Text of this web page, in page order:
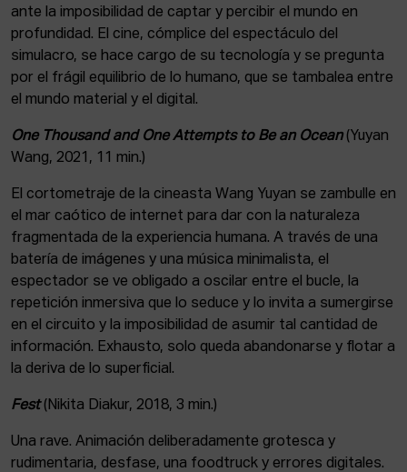
ante la imposibilidad de captar y percibir el mundo en
profundidad. El cine, cómplice del espectáculo del
simulacro, se hace cargo de su tecnología y se pregunta
por el frágil equilibrio de lo humano, que se tambalea entre
el mundo material y el digital.
One Thousand and One Attempts to Be an Ocean(Yuyan
Wang, 2021, 11 min.)
El cortometraje de la cineasta Wang Yuyan se zambulle en
el mar caótico de internet para dar con la naturaleza
fragmentada de la experiencia humana. A través de una
batería de imágenes y una música minimalista, el
espectador se ve obligado a oscilar entre el bucle, la
repetición inmersiva que lo seduce y lo invita a sumergirse
en el circuito y la imposibilidad de asumir tal cantidad de
información. Exhausto, solo queda abandonarse y flotar a
la deriva de lo superficial.
Fest (Nikita Diakur, 2018, 3 min.)
Una rave. Animación deliberadamente grotesca y
rudimentaria, desfase, una foodtruck y errores digitales.